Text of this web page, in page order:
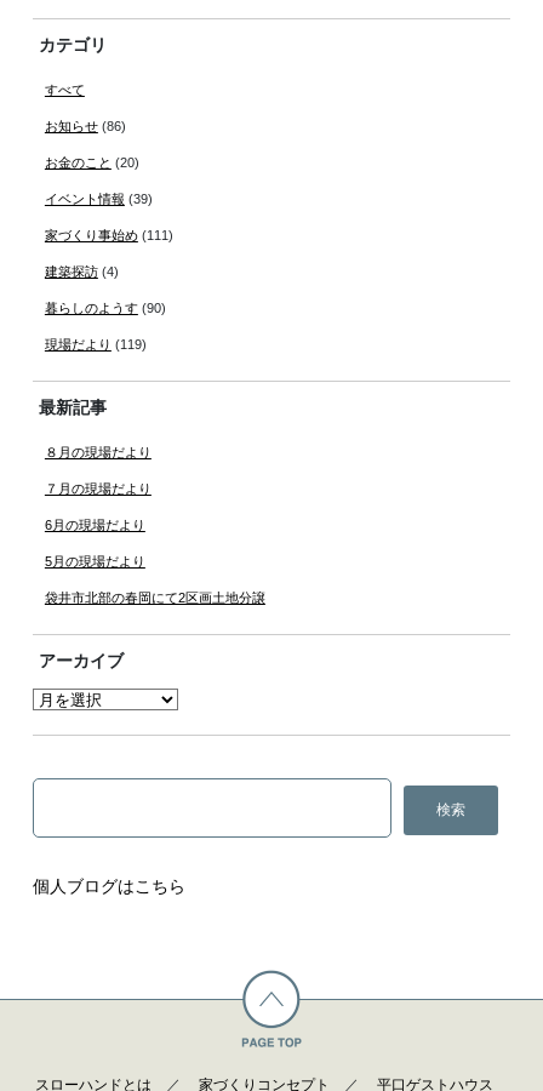
カテゴリ
すべて
お知らせ(86)
お金のこと (20)
イベント情報 (39)
家づくり事始め(111)
建築探訪(4)
暮らしのようす(90)
現場だより (119)
最新記事
８月の現場だより
７月の現場だより
6月の現場だより
5月の現場だより
袋井市北部の春岡にて2区画土地分譲
アーカイブ
個人ブログはこちら
スローハンドとは ／ 家づくりコンセプト ／ 平口ゲストハウス